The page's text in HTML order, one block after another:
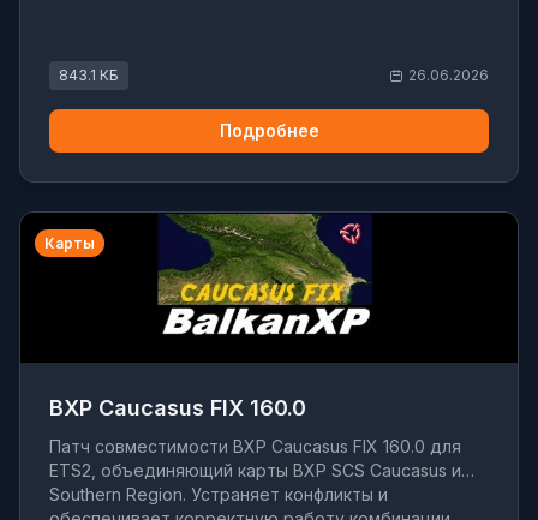
843.1 КБ 26.06.2026
Подробнее
Карты
BXP Caucasus FIX 160.0
Патч совместимости BXP Caucasus FIX 160.0 для
ETS2, объединяющий карты BXP SCS Caucasus и
Southern Region. Устраняет конфликты и